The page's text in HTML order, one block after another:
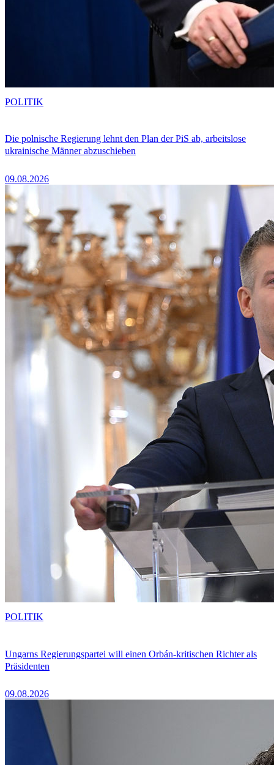
Die polnische Regierung lehnt den Plan der PiS ab, arbeitslose
ukrainische Männer abzuschieben
09.08.2026
POLITIK
Ungarns Regierungspartei will einen Orbán-kritischen Richter als
Präsidenten
09.08.2026
POLITIK